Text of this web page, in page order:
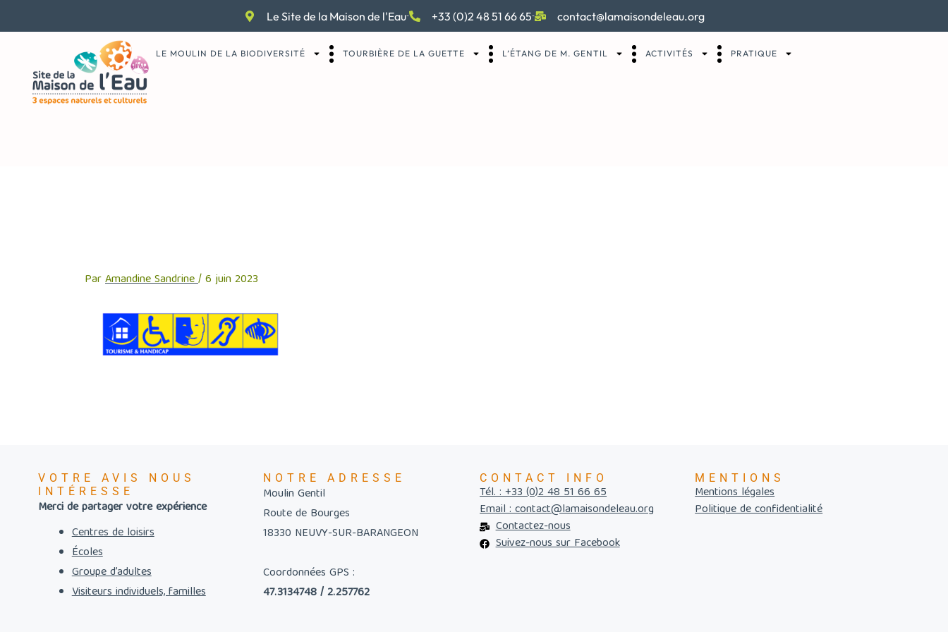
Le Site de la Maison de l'Eau +33 (0)2 48 51 66 65 contact@lamaisondeleau.org
LE MOULIN DE LA BIODIVERSITÉ TOURBIÈRE DE LA GUETTE L’ÉTANG DE M. GENTIL ACTIVITÉS PRATIQUE
ParAmandine Sandrine/6 juin 2023
VOTRE AVIS NOUS
INTÉRESSE
Merci de partager votre expérience
Centres de loisirs
Écoles
Groupe d’adultes
Visiteurs individuels, familles
NOTRE ADRESSE
Moulin Gentil
Route de Bourges
18330 NEUVY-SUR-BARANGEON
Coordonnées GPS :
47.3134748 / 2.257762
CONTACT INFO
Tél. : +33 (0)2 48 51 66 65
Email : contact@lamaisondeleau.org
Contactez-nous
Suivez-nous sur Facebook
MENTIONS
Mentions légales
Politique de confidentialité